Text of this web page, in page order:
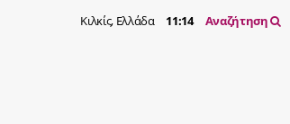
Κιλκίς, Ελλάδα 11:14 Αναζήτηση